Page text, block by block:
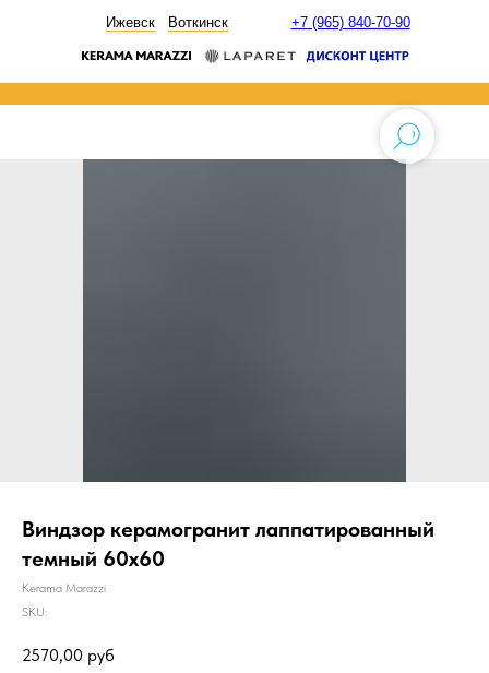
+7 (965) 840-70-90
Ижевск Воткинск
Виндзор керамогранит лаппатированный
темный 60х60
Kerama Marazzi
SKU:
2570,00 руб